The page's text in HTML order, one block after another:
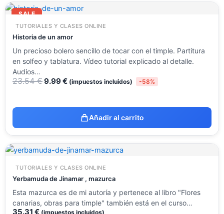
SALE
TUTORIALES Y CLASES ONLINE
Historia de un amor
Un precioso bolero sencillo de tocar con el timple. Partitura
en solfeo y tablatura. Vídeo tutorial explicado al detalle.
Audios…
23.54€
El
precio
era:
23.54 €.
9.99€
El
precio
es:
9.99 €.
(impuestos incluidos) -58%
Añadir al carrito
TUTORIALES Y CLASES ONLINE
Yerbamuda de Jinamar , mazurca
Esta mazurca es de mi autoría y pertenece al libro "Flores
canarias, obras para timple" también está en el curso…
35.31 € (impuestos incluidos)